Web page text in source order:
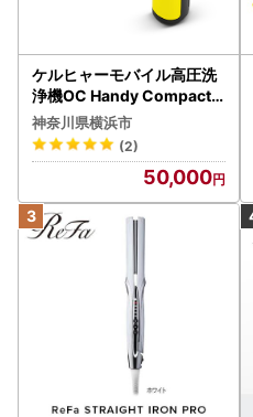
ケルヒャーモバイル高圧洗
浄機OC Handy Compact
（ハンディエア） APV000
7
神奈川県横浜市
(2)
50,000